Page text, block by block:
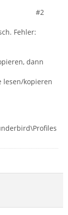
#2
Fehler:
dann
lesen/kopieren